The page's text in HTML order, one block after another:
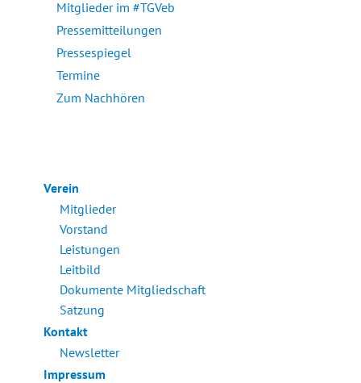
Mitglieder im #TGVeb
Pressemitteilungen
Pressespiegel
Termine
Zum Nachhören
Verein
Mitglieder
Vorstand
Leistungen
Leitbild
Dokumente Mitgliedschaft
Satzung
Kontakt
Newsletter
Impressum